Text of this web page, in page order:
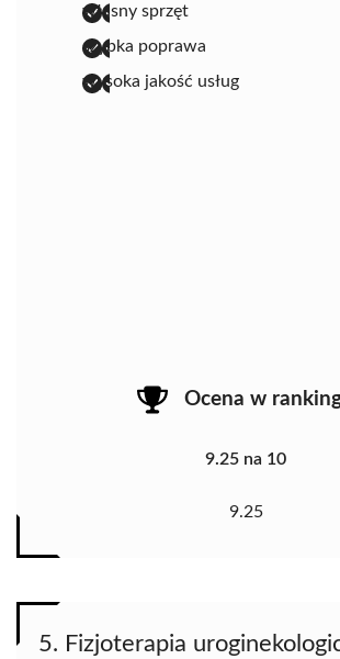
własny sprzęt
szybka poprawa
wysoka jakość usług
Ocena w
9.25 na 10
9.25
5. Fizjoterapia